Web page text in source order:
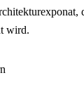
wird.